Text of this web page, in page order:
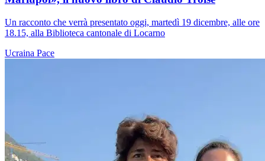
Un racconto che verrà presentato oggi, martedì 19 dicembre, alle ore
18.15, alla Biblioteca cantonale di Locarno
Ucraina Pace